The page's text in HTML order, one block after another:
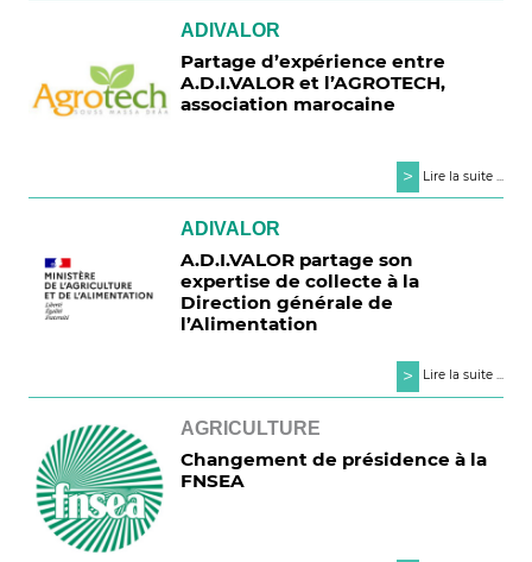
ADIVALOR
Partage d’expérience entre
A.D.I.VALOR et l’AGROTECH,
association marocaine
> Lire la suite ...
ADIVALOR
A.D.I.VALOR partage son
expertise de collecte à la
Direction générale de
l’Alimentation
> Lire la suite ...
AGRICULTURE
Changement de présidence à la
FNSEA